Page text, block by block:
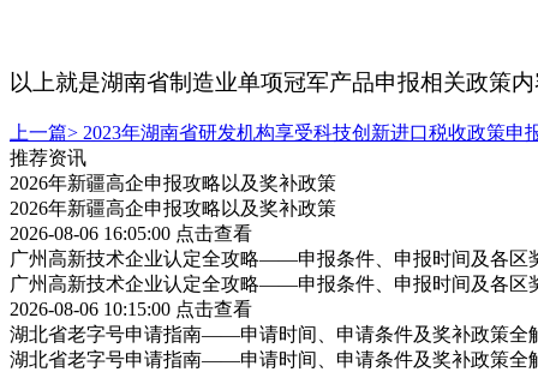
以上就是湖南省制造业单项冠军产品申报相关政策
上一篇> 2023年湖南省研发机构享受科技创新进口税收政策申
推荐资讯
2026年新疆高企申报攻略以及奖补政策
2026年新疆高企申报攻略以及奖补政策
2026-08-06 16:05:00 点击查看
广州高新技术企业认定全攻略——申报条件、申报时间及各区
广州高新技术企业认定全攻略——申报条件、申报时间及各区
2026-08-06 10:15:00 点击查看
湖北省老字号申请指南——申请时间、申请条件及奖补政策全
湖北省老字号申请指南——申请时间、申请条件及奖补政策全